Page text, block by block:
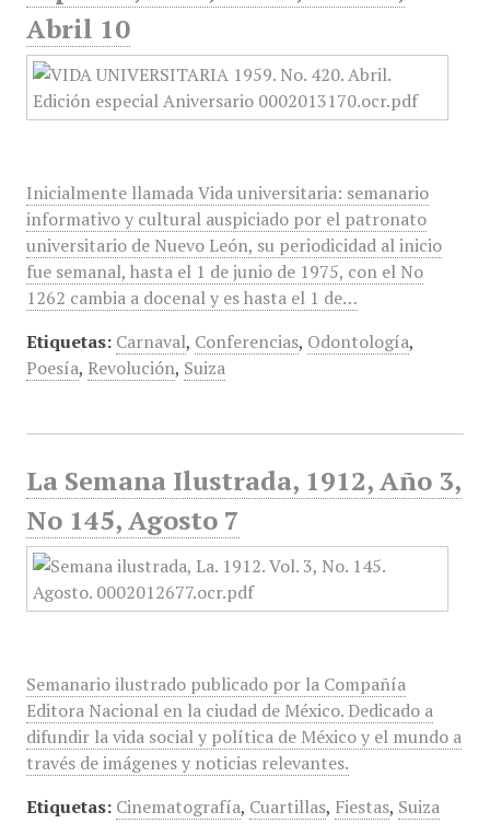
Abril 10
Inicialmente llamada Vida universitaria: semanario
informativo y cultural auspiciado por el patronato
universitario de Nuevo León, su periodicidad al inicio
fue semanal, hasta el 1 de junio de 1975, con el No
1262 cambia a docenal y es hasta el 1 de…
Etiquetas: Carnaval, Conferencias, Odontología,
Poesía, Revolución, Suiza
La Semana Ilustrada, 1912, Año 3,
No 145, Agosto 7
Semanario ilustrado publicado por la Compañía
Editora Nacional en la ciudad de México. Dedicado a
difundir la vida social y política de México y el mundo a
través de imágenes y noticias relevantes.
Etiquetas: Cinematografía, Cuartillas, Fiestas, Suiza